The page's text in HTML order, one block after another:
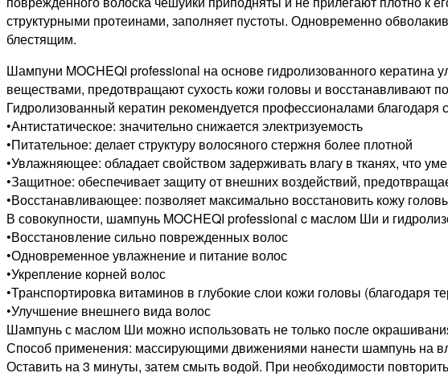
структурными протеинами, заполняет пустоты. Одновременно
блестящим.
Шампуни MOCHEQI professional на основе гидролизованного
веществами, предотвращают сухость кожи головы и восстанавливают
Гидролизованный кератин рекомендуется профессионалами благодаря
•Антистатическое: значительно снижается электризуемость
•Питательное: делает структуру волосяного стержня более плотной
•Увлажняющее: обладает свойством задерживать влагу в тканях, что
•Защитное: обеспечивает защиту от внешних воздействий,
•Восстанавливающее: позволяет максимально восстановить кожу
В совокупности, шампунь MOCHEQI professional c маслом Ши и
•Восстановление сильно поврежденных волос
•Одновременное увлажнение и питание волос
•Укрепление корней волос
•Транспортировка витаминов в глубокие слои кожи головы
•Улучшение внешнего вида волос
Шампунь с маслом Ши можно использовать не только после
Способ применения: массирующими движениями нанести шампунь на
Оставить на 3 минуты, затем смыть водой. При необходимости